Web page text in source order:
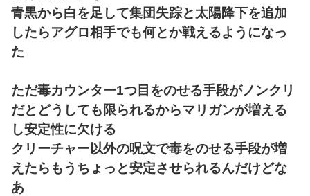
青黒から白を足して集団失踪と太陽降下を追加
したらアグロ相手でも何とか戦えるようになっ
た
ただ毒カウンター1つ目をのせる手段がノンクリ
だとどうしても限られるからマリガンが増える
し安定性に欠ける
クリーチャー以外の呪文で毒をのせる手段が増
えたらもうちょっと安定させられるんだけどな
あ